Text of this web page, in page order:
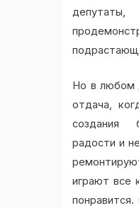
Но в любом
отдача,
создания
радости и
играют все